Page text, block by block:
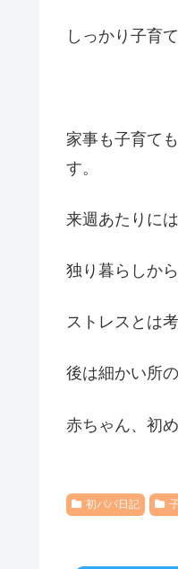
しっかり子育
家事も子育て
す。
来週あたりに
独り暮らしか
ストレスとは
後は細かい所
赤ちゃん、初
初パパ日記